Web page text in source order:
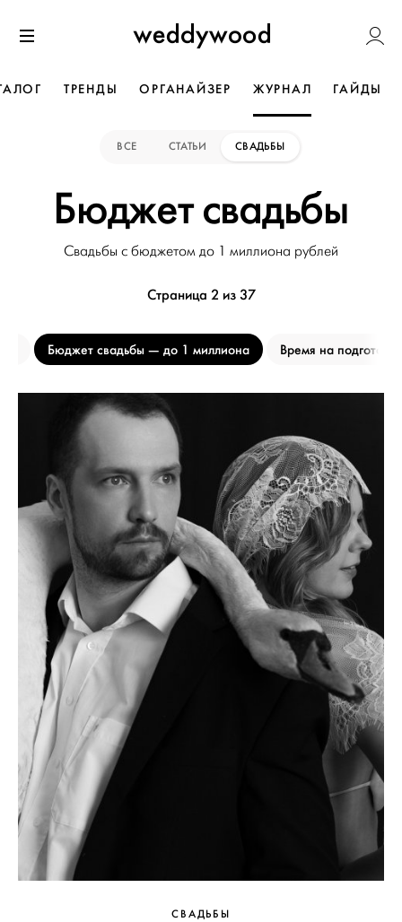
к содержанию
Weddywood
ТРЕНДЫ ОРГАНАЙЗЕР ЖУРНАЛ ГАЙДЫ
ВСЕ СТАТЬИ СВАДЬБЫ
Бюджет свадьбы
Свадьбы с бюджетом до 1 миллиона рублей
Страница 2 из 37
Бюджет свадьбы до 1 миллиона Время на подготовку
СВАДЬБЫ